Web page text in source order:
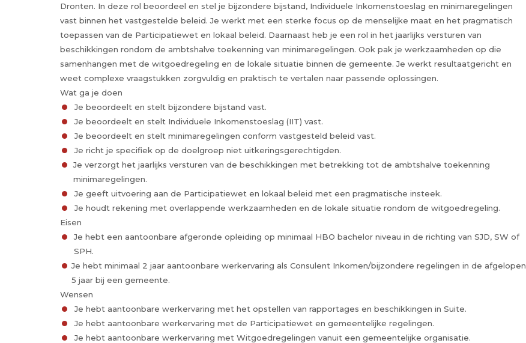
Dronten. In deze rol beoordeel en stel je bijzondere bijstand, Individuele Inkomenstoeslag en minimaregelingen
vast binnen het vastgestelde beleid. Je werkt met een sterke focus op de menselijke maat en het pragmatisch
toepassen van de Participatiewet en lokaal beleid. Daarnaast heb je een rol in het jaarlijks versturen van
beschikkingen rondom de ambtshalve toekenning van minimaregelingen. Ook pak je werkzaamheden op die
samenhangen met de witgoedregeling en de lokale situatie binnen de gemeente. Je werkt resultaatgericht en
weet complexe vraagstukken zorgvuldig en praktisch te vertalen naar passende oplossingen.
Wat ga je doen
Je beoordeelt en stelt bijzondere bijstand vast.
Je beoordeelt en stelt Individuele Inkomenstoeslag (IIT) vast.
Je beoordeelt en stelt minimaregelingen conform vastgesteld beleid vast.
Je richt je specifiek op de doelgroep niet uitkeringsgerechtigden.
Je verzorgt het jaarlijks versturen van de beschikkingen met betrekking tot de ambtshalve toekenning
minimaregelingen.
Je geeft uitvoering aan de Participatiewet en lokaal beleid met een pragmatische insteek.
Je houdt rekening met overlappende werkzaamheden en de lokale situatie rondom de witgoedregeling.
Eisen
Je hebt een aantoonbare afgeronde opleiding op minimaal HBO bachelor niveau in de richting van SJD, SW of
SPH.
Je hebt minimaal 2 jaar aantoonbare werkervaring als Consulent Inkomen/bijzondere regelingen in de afgelopen
5 jaar bij een gemeente.
Wensen
Je hebt aantoonbare werkervaring met het opstellen van rapportages en beschikkingen in Suite.
Je hebt aantoonbare werkervaring met de Participatiewet en gemeentelijke regelingen.
Je hebt aantoonbare werkervaring met Witgoedregelingen vanuit een gemeentelijke organisatie.